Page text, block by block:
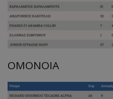
ΟΜΟΝΟΙΑ